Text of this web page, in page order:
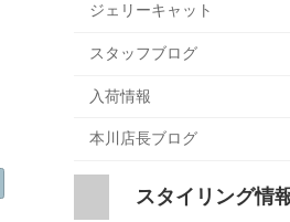
ジェリーキャット
スタッフブログ
入荷情報
本川店長ブログ
スタイリング情